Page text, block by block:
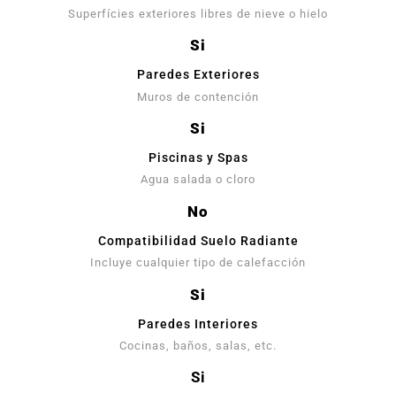
Superfícies exteriores libres de nieve o hielo
Si
Paredes Exteriores
Muros de contención
Si
Piscinas y Spas
Agua salada o cloro
No
Compatibilidad Suelo Radiante
Incluye cualquier tipo de calefacción
Si
Paredes Interiores
Cocinas, baños, salas, etc.
Si